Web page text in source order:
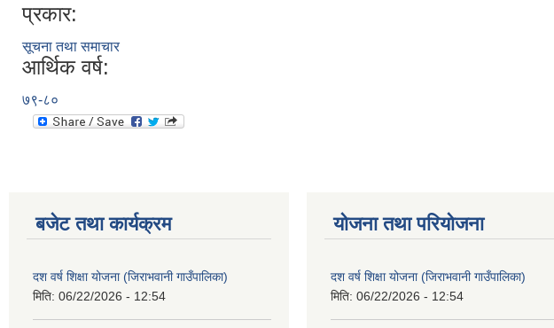
प्रकार:
सूचना तथा समाचार
आर्थिक वर्ष:
७९-८०
बजेट तथा कार्यक्रम
दश वर्ष शिक्षा योजना (जिराभवानी गाउँपालिका)
मिति: 06/22/2026 - 12:54
योजना तथा परियोजना
दश वर्ष शिक्षा योजना (जिराभवानी गाउँपालिका)
मिति: 06/22/2026 - 12:54